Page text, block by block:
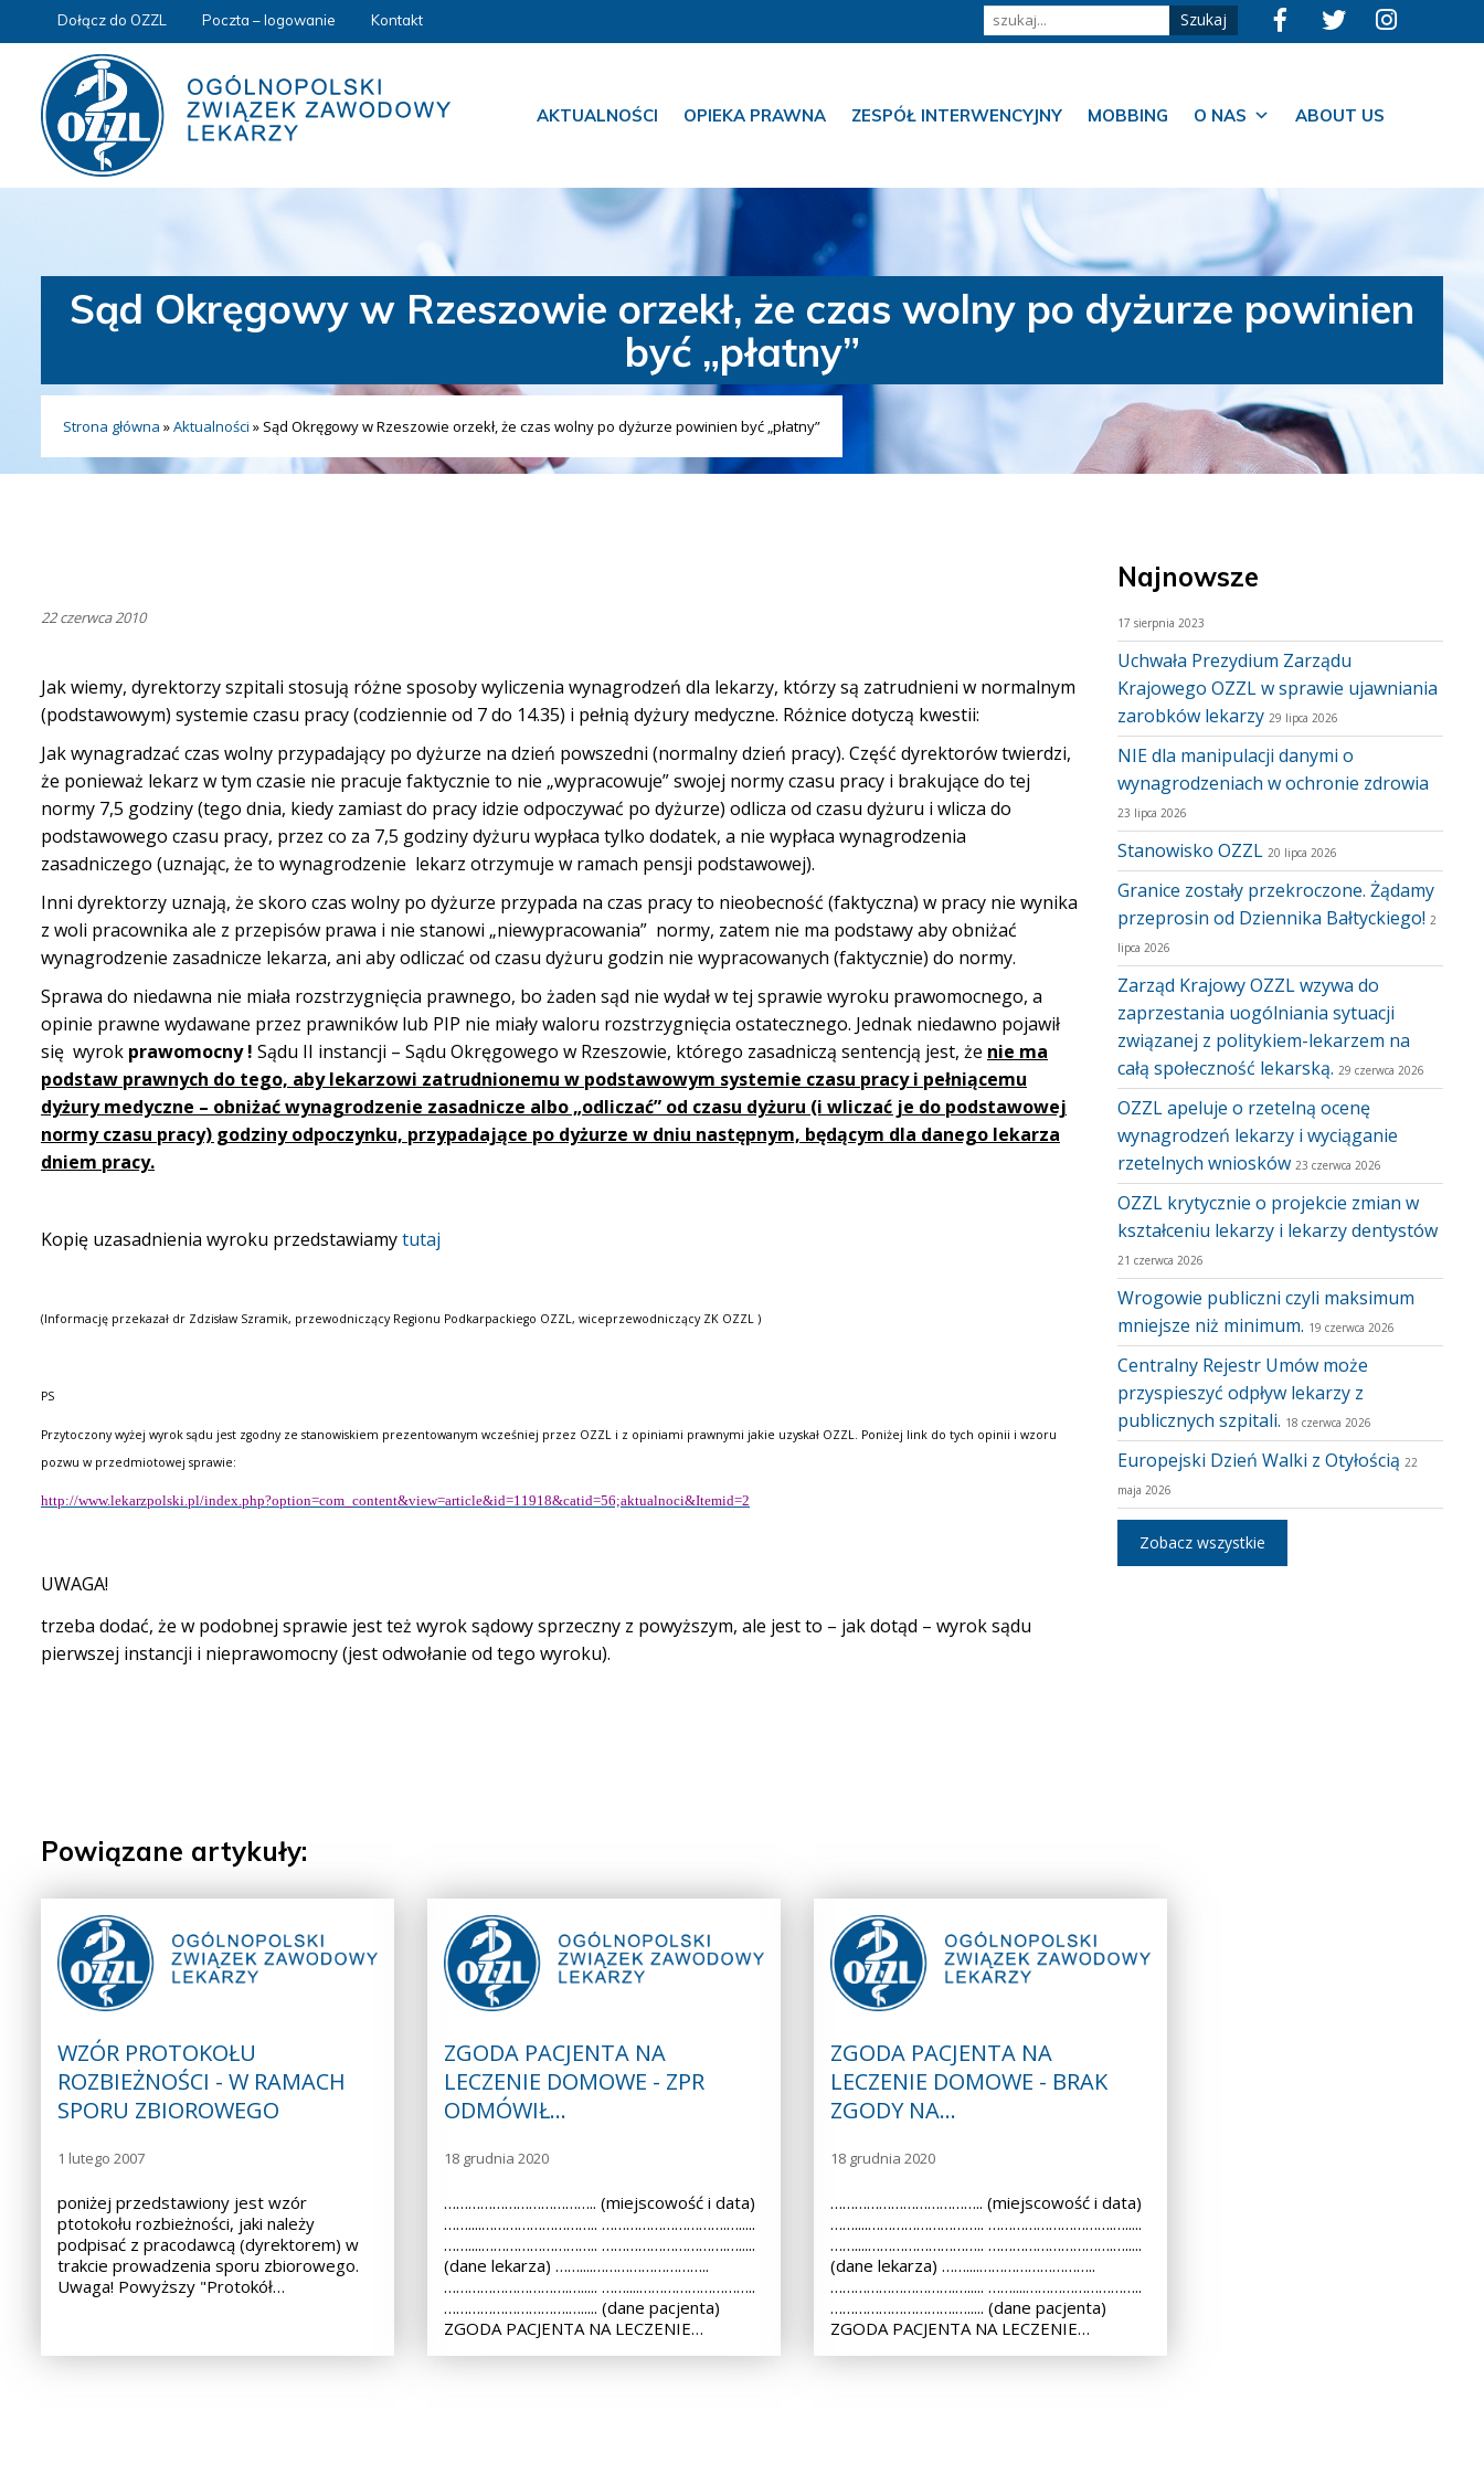
Dołącz do OZZL Poczta – logowanie Kontakt
AKTUALNOŚCI OPIEKA PRAWNA ZESPÓŁ INTERWENCYJNY MOBBING O NAS ABOUT US
Sąd Okręgowy w Rzeszowie orzekł, że czas wolny po dyżurze powinien
być „płatny”
Strona główna »Aktualności » Sąd Okręgowy w Rzeszowie orzekł, że czas wolny po dyżurze powinien być „płatny”
22 czerwca 2010
Jak wiemy, dyrektorzy szpitali stosują różne sposoby wyliczenia wynagrodzeń dla lekarzy, którzy są zatrudnieni w normalnym
(podstawowym) systemie czasu pracy (codziennie od 7 do 14.35) i pełnią dyżury medyczne. Różnice dotyczą kwestii:
Jak wynagradzać czas wolny przypadający po dyżurze na dzień powszedni (normalny dzień pracy). Część dyrektorów twierdzi,
że ponieważ lekarz w tym czasie nie pracuje faktycznie to nie „wypracowuje” swojej normy czasu pracy i brakujące do tej
normy 7,5 godziny (tego dnia, kiedy zamiast do pracy idzie odpoczywać po dyżurze) odlicza od czasu dyżuru i wlicza do
podstawowego czasu pracy, przez co za 7,5 godziny dyżuru wypłaca tylko dodatek, a nie wypłaca wynagrodzenia
zasadniczego (uznając, że to wynagrodzenie lekarz otrzymuje w ramach pensji podstawowej).
Inni dyrektorzy uznają, że skoro czas wolny po dyżurze przypada na czas pracy to nieobecność (faktyczna) w pracy nie wynika
z woli pracownika ale z przepisów prawa i nie stanowi „niewypracowania” normy, zatem nie ma podstawy aby obniżać
wynagrodzenie zasadnicze lekarza, ani aby odliczać od czasu dyżuru godzin nie wypracowanych (faktycznie) do normy.
Sprawa do niedawna nie miała rozstrzygnięcia prawnego, bo żaden sąd nie wydał w tej sprawie wyroku prawomocnego, a
opinie prawne wydawane przez prawników lub PIP nie miały waloru rozstrzygnięcia ostatecznego. Jednak niedawno pojawił
się wyrok prawomocny ! Sądu II instancji – Sądu Okręgowego w Rzeszowie, którego zasadniczą sentencją jest, że nie ma
podstaw prawnych do tego, aby lekarzowi zatrudnionemu w podstawowym systemie czasu pracy i pełniącemu
dyżury medyczne – obniżać wynagrodzenie zasadnicze albo „odliczać” od czasu dyżuru (i wliczać je do podstawowej
normy czasu pracy) godziny odpoczynku, przypadające po dyżurze w dniu następnym, będącym dla danego lekarza
dniem pracy.
Kopię uzasadnienia wyroku przedstawiamytutaj
(Informację przekazał dr Zdzisław Szramik, przewodniczący Regionu Podkarpackiego OZZL, wiceprzewodniczący ZK OZZL )
PS
Przytoczony wyżej wyrok sądu jest zgodny ze stanowiskiem prezentowanym wcześniej przez OZZL i z opiniami prawnymi jakie uzyskał OZZL. Poniżej link do tych opinii i wzoru
pozwu w przedmiotowej sprawie:
http://www.lekarzpolski.pl/index.php?option=com_content&view=article&id=11918&catid=56;aktualnoci&Itemid=2
UWAGA!
trzeba dodać, że w podobnej sprawie jest też wyrok sądowy sprzeczny z powyższym, ale jest to – jak dotąd – wyrok sądu
pierwszej instancji i nieprawomocny (jest odwołanie od tego wyroku).
Najnowsze
17 sierpnia 2023
Uchwała Prezydium Zarządu
Krajowego OZZL w sprawie ujawniania
zarobków lekarzy 29 lipca 2026
NIE dla manipulacji danymi o
wynagrodzeniach w ochronie zdrowia
23 lipca 2026
Stanowisko OZZL 20 lipca 2026
Granice zostały przekroczone. Żądamy
przeprosin od Dziennika Bałtyckiego! 2
lipca 2026
Zarząd Krajowy OZZL wzywa do
zaprzestania uogólniania sytuacji
związanej z politykiem-lekarzem na
całą społeczność lekarską. 29 czerwca 2026
OZZL apeluje o rzetelną ocenę
wynagrodzeń lekarzy i wyciąganie
rzetelnych wniosków 23 czerwca 2026
OZZL krytycznie o projekcie zmian w
kształceniu lekarzy i lekarzy dentystów
21 czerwca 2026
Wrogowie publiczni czyli maksimum
mniejsze niż minimum. 19 czerwca 2026
Centralny Rejestr Umów może
przyspieszyć odpływ lekarzy z
publicznych szpitali. 18 czerwca 2026
Europejski Dzień Walki z Otyłością 22
maja 2026
Zobacz wszystkie
Powiązane artykuły:
WZÓR PROTOKOŁU
ROZBIEŻNOŚCI - W RAMACH
SPORU ZBIOROWEGO
1 lutego 2007
poniżej przedstawiony jest wzór
ptotokołu rozbieżności, jaki należy
podpisać z pracodawcą (dyrektorem) w
trakcie prowadzenia sporu zbiorowego.
Uwaga! Powyższy "Protokół…
ZGODA PACJENTA NA
LECZENIE DOMOWE - ZPR
ODMÓWIŁ…
18 grudnia 2020
……………………………….. (miejscowość i data)
……....……………………….. ………………………….….....
……....……………………….. ………………………….….....
(dane lekarza) ……....………………………..
………………………….…..... ……....………………………..
………………………….…..... (dane pacjenta)
ZGODA PACJENTA NA LECZENIE…
ZGODA PACJENTA NA
LECZENIE DOMOWE - BRAK
ZGODY NA…
18 grudnia 2020
……………………………….. (miejscowość i data)
……....……………………….. ………………………….….....
……....……………………….. ………………………….….....
(dane lekarza) ……....………………………..
………………………….…..... ……....………………………..
………………………….…..... (dane pacjenta)
ZGODA PACJENTA NA LECZENIE…